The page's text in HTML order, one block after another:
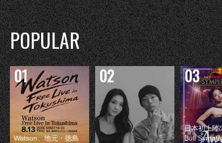
POPULAR
Watson、地元・徳島
日本初上陸
Bull